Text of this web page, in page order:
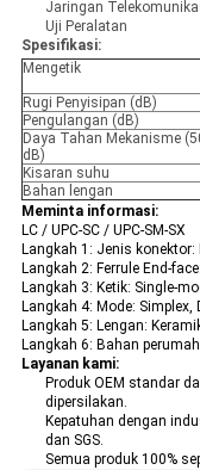
Jaringan
Uji Peralatan
Spesifikasi:
Mengetik
Rugi Penyisipan (dB)
Pengulangan (dB)
Daya Tahan Mekanisme
dB)
Kisaran suhu
Bahan lengan
Meminta informasi:
LC / UPC-SC / UPC-SM-SX
Langkah 1: Jenis konektor:
Langkah 2: Ferrule End-
Langkah 3: Ketik: Single-
Langkah 4: Mode: Simplex,
Langkah 5: Lengan:
Langkah 6: Bahan
Layanan kami:
Produk OEM standar
dipersilakan.
Kepatuhan dengan
dan SGS.
Semua produk 100%